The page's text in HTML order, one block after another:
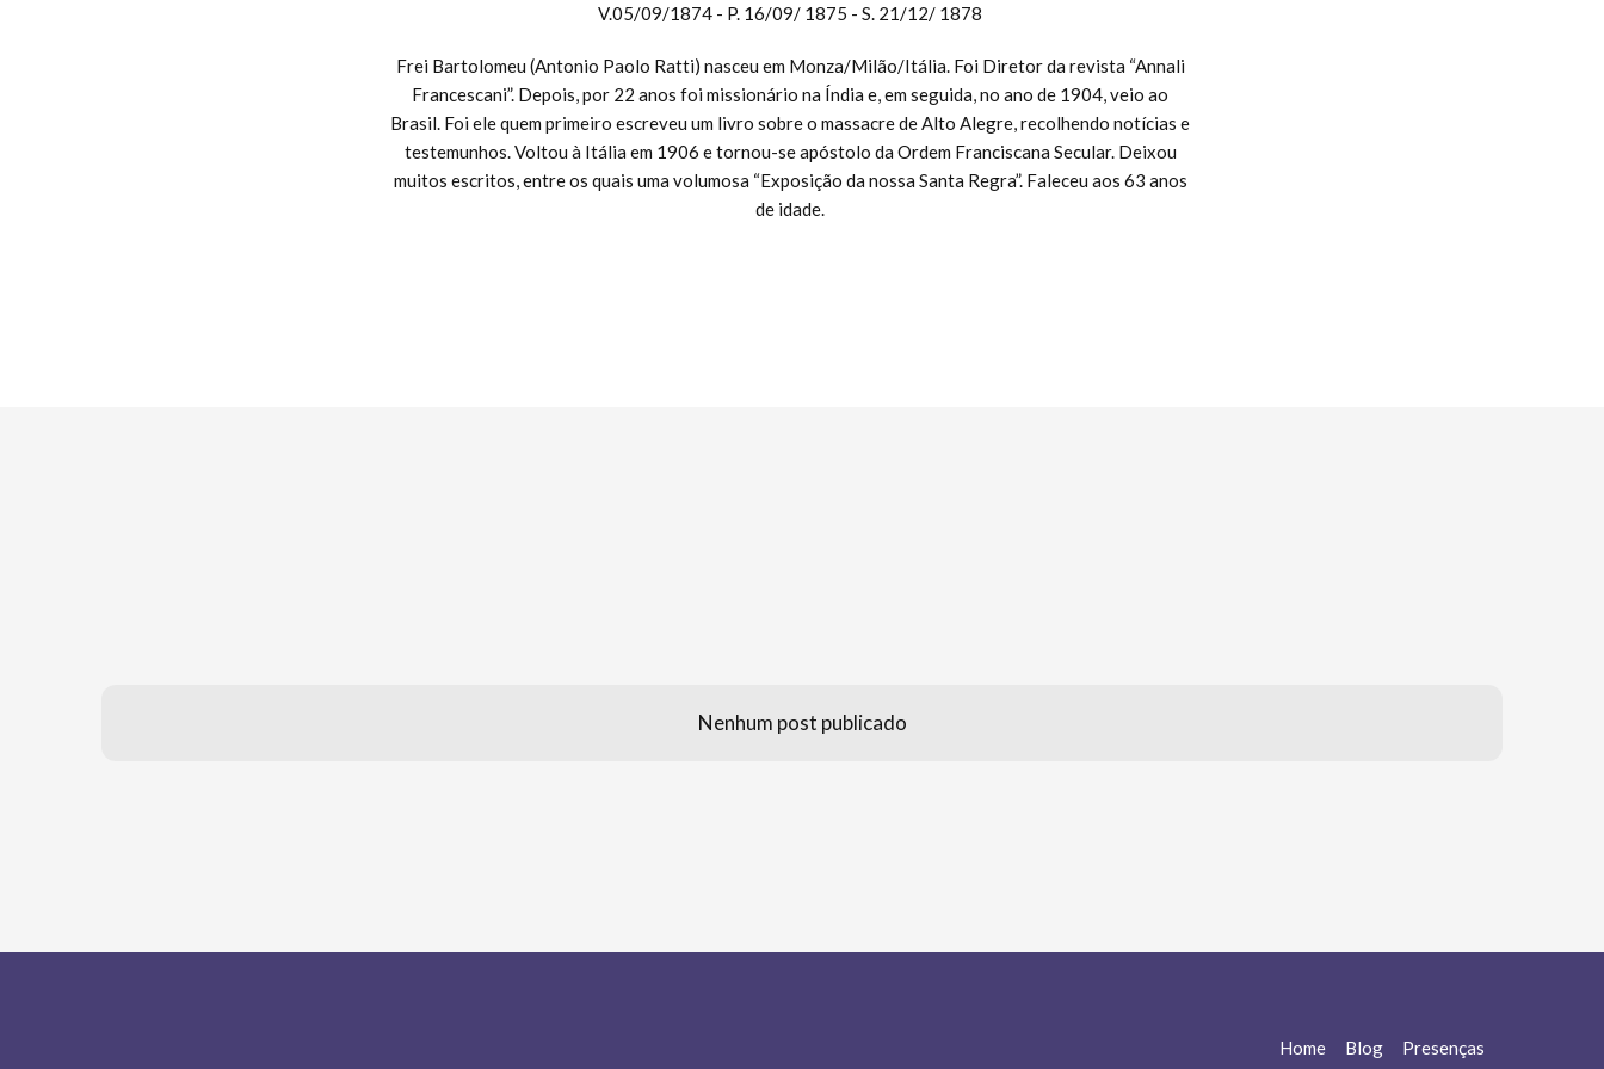
V.05/09/1874 - P. 16/09/ 1875 - S. 21/12/ 1878
Frei Bartolomeu (Antonio Paolo Ratti) nasceu em Monza/Milão/Itália. Foi Diretor da revista “Annali
Francescani”. Depois, por 22 anos foi missionário na Índia e, em seguida, no ano de 1904, veio ao
Brasil. Foi ele quem primeiro escreveu um livro sobre o massacre de Alto Alegre, recolhendo notícias e
testemunhos. Voltou à Itália em 1906 e tornou-se apóstolo da Ordem Franciscana Secular. Deixou
muitos escritos, entre os quais uma volumosa “Exposição da nossa Santa Regra”. Faleceu aos 63 anos
de idade.
Nenhum post publicado
Home Blog Presenças